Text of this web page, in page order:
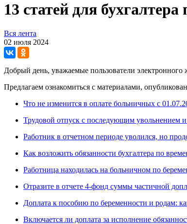
13 статей для
Вся лента
02 июля 2024
Добрый день, уважаемые пользователи
Предлагаем ознакомиться с материалами,
Что не изменится в оплате больничных с
Трудовой отпуск с последующим увольнением
Работник в отчетном периоде уволился, но
Как возложить обязанности бухгалтера по
Работница находилась на больничном по
Отразите в отчете 4-фонд суммы частичной
Доплата к пособию по беременности и родам:
Включается ли доплата за исполнение